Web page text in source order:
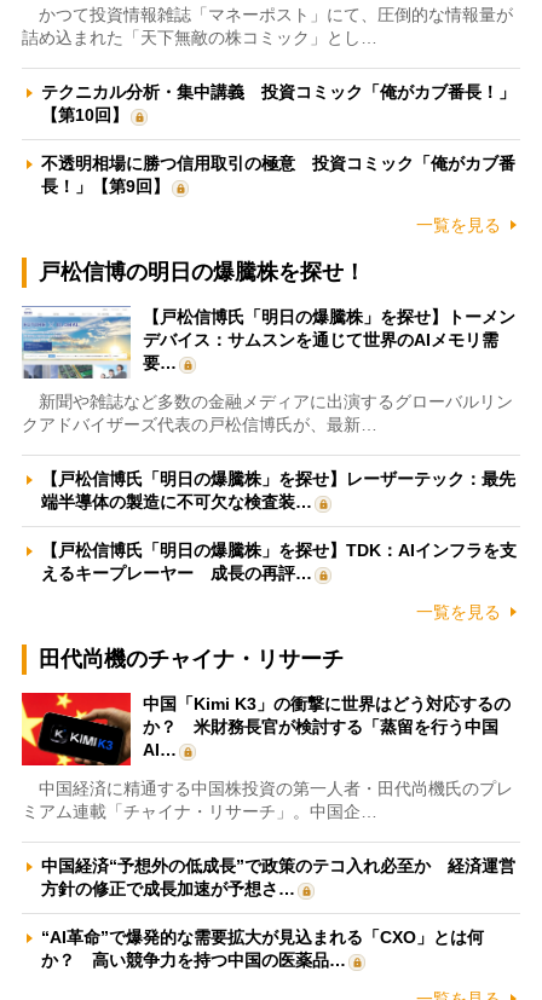
かつて投資情報雑誌「マネーポスト」にて、圧倒的な情報量が
詰め込まれた「天下無敵の株コミック」とし…
テクニカル分析・集中講義 投資コミック「俺がカブ番長！」
【第10回】
不透明相場に勝つ信用取引の極意 投資コミック「俺がカブ番
長！」【第9回】
一覧を見る
戸松信博の明日の爆騰株を探せ！
【戸松信博氏「明日の爆騰株」を探せ】トーメン
デバイス：サムスンを通じて世界のAIメモリ需
要…
新聞や雑誌など多数の金融メディアに出演するグローバルリン
クアドバイザーズ代表の戸松信博氏が、最新…
【戸松信博氏「明日の爆騰株」を探せ】レーザーテック：最先
端半導体の製造に不可欠な検査装…
【戸松信博氏「明日の爆騰株」を探せ】TDK：AIインフラを支
えるキープレーヤー 成長の再評…
一覧を見る
田代尚機のチャイナ・リサーチ
中国「Kimi K3」の衝撃に世界はどう対応するの
か？ 米財務長官が検討する「蒸留を行う中国
AI…
中国経済に精通する中国株投資の第一人者・田代尚機氏のプレ
ミアム連載「チャイナ・リサーチ」。中国企…
中国経済“予想外の低成長”で政策のテコ入れ必至か 経済運営
方針の修正で成長加速が予想さ…
“AI革命”で爆発的な需要拡大が見込まれる「CXO」とは何
か？ 高い競争力を持つ中国の医薬品…